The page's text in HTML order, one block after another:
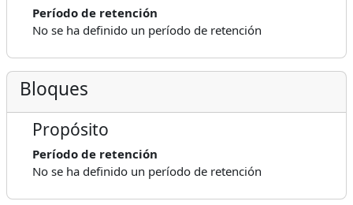
Período de retención
No se ha definido un período de retención
Bloques
Propósito
Período de retención
No se ha definido un período de retención